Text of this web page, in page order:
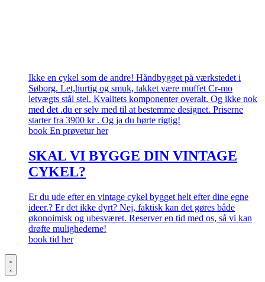
Ikke en cykel som de andre! Håndbygget på værkstedet i
Søborg. Let,hurtig og smuk, takket være muffet Cr-mo
letvægts stål stel. Kvalitets komponenter overalt. Og ikke nok
med det .du er selv med til at bestemme designet. Priserne
starter fra 3900 kr . Og ja du hørte rigtig!
book En prøvetur her
SKAL VI BYGGE DIN VINTAGE
CYKEL?
Er du ude efter en vintage cykel bygget helt efter dine egne
ideer.? Er det ikke dyrt? Nej, faktisk kan det gøres både
økonoimisk og ubesværet. Reserver en tid med os, så vi kan
drøfte mulighederne!
book tid her